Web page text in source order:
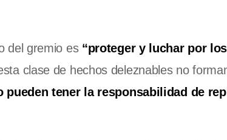
del gremio es“proteger y luchar por
clase de hechos deleznables no
pueden tener la responsabilidad de